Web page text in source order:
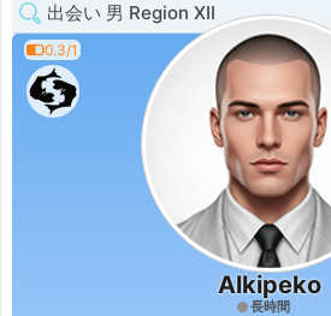
出会い 男 Region XII
0.3/1
Alkipeko
長時間